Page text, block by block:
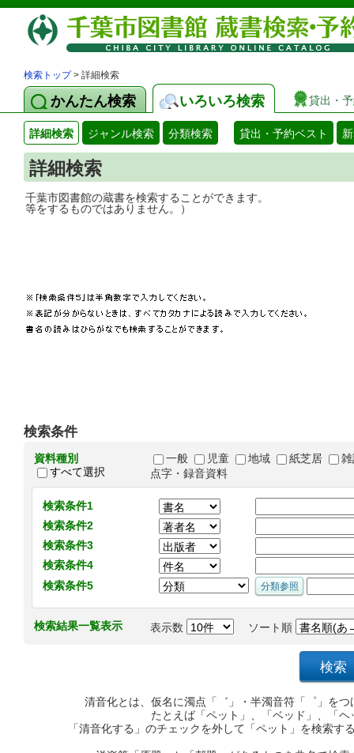
検索トップ> 詳細検索
かんたん検索 いろいろ検索 貸出・
詳細検索 ジャンル検索 分類検索 貸出・予約ベスト
詳細検索
千葉市図書館の蔵書を検索することがで
等をするものではありません。）
検索条件
資料種別
すべて選択
一般 児童 地域 紙芝居
点字・録音資料
検索条件1
検索条件2
検索条件3
検索条件4
検索条件5
検索結果一覧表示 表示数 ソート順
清音化とは、仮名に濁点「゛」・半濁音符「゜」を
たとえば「ペット」、「ベッド」、「
「清音化する」のチェックを外して「ペット」を検索